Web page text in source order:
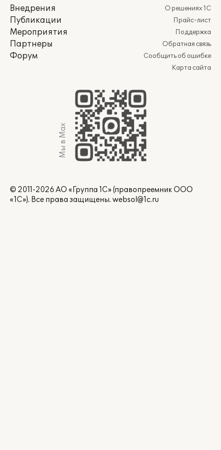
Внедрения
Публикации
Мероприятия
Партнеры
Форум
О решениях 1С
Прайс-лист
Поддержка
Обратная связь
Сообщить об ошибке
Карта сайта
Мы в Max
© 2011-2026 АО «Группа 1С» (правопреемник ООО
«1С»). Все права защищены. websol@1c.ru